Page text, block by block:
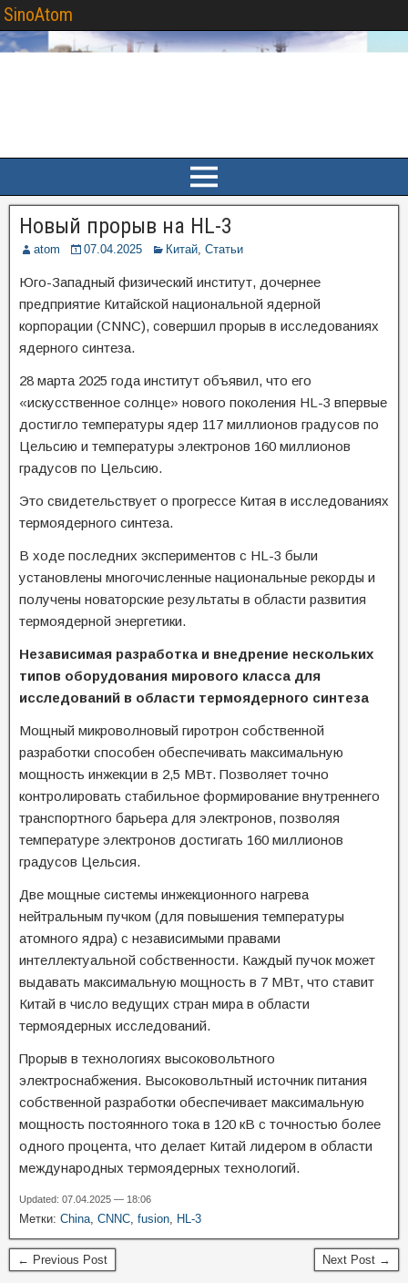
SinoAtom
Новый прорыв на HL-3
atom 07.04.2025 Китай, Статьи
Юго-Западный физический институт, дочернее
предприятие Китайской национальной ядерной
корпорации (CNNC), совершил прорыв в исследованиях
ядерного синтеза.
28 марта 2025 года институт объявил, что его
«искусственное солнце» нового поколения HL-3 впервые
достигло температуры ядер 117 миллионов градусов по
Цельсию и температуры электронов 160 миллионов
градусов по Цельсию.
Это свидетельствует о прогрессе Китая в исследованиях
термоядерного синтеза.
В ходе последних экспериментов с HL-3 были
установлены многочисленные национальные рекорды и
получены новаторские результаты в области развития
термоядерной энергетики.
Независимая разработка и внедрение нескольких
типов оборудования мирового класса для
исследований в области термоядерного синтеза
Мощный микроволновый гиротрон собственной
разработки способен обеспечивать максимальную
мощность инжекции в 2,5 МВт. Позволяет точно
контролировать стабильное формирование внутреннего
транспортного барьера для электронов, позволяя
температуре электронов достигать 160 миллионов
градусов Цельсия.
Две мощные системы инжекционного нагрева
нейтральным пучком (для повышения температуры
атомного ядра) с независимыми правами
интеллектуальной собственности. Каждый пучок может
выдавать максимальную мощность в 7 МВт, что ставит
Китай в число ведущих стран мира в области
термоядерных исследований.
Прорыв в технологиях высоковольтного
электроснабжения. Высоковольтный источник питания
собственной разработки обеспечивает максимальную
мощность постоянного тока в 120 кВ с точностью более
одного процента, что делает Китай лидером в области
международных термоядерных технологий.
Updated: 07.04.2025 — 18:06
Метки: China, CNNC, fusion, HL-3
← Previous Post Next Post →